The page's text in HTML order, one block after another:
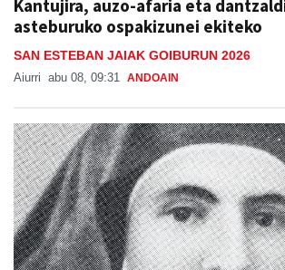
SAN ESTEBAN JAIAK GOIBURUN 2026
ANDOAIN